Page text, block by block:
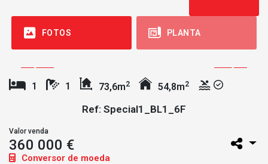
FOTOS PLANTA
1 1 73,6m2 54,8m2
Ref: Special1_BL1_6F
Valor venda
360 000 €
Conversor de moeda